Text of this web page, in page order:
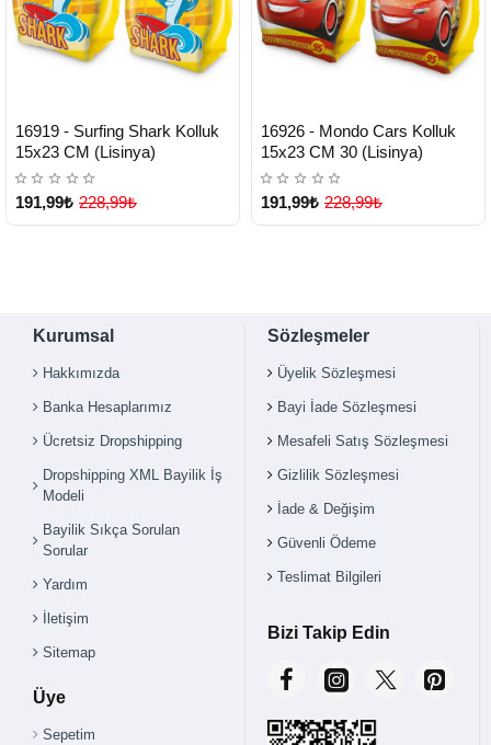
TESLİMAT
16919 - Surfing Shark Kolluk
15x23 CM (Lisinya)
191,99₺ 228,99₺
TESLİMAT
16926 - Mondo Cars Kolluk
15x23 CM 30 (Lisinya)
191,99₺ 228,99₺
Kurumsal
Hakkımızda
Banka Hesaplarımız
Ücretsiz Dropshipping
Dropshipping XML Bayilik İş
Modeli
Bayilik Sıkça Sorulan
Sorular
Yardım
İletişim
Sitemap
Üye
Sepetim
Sözleşmeler
Üyelik Sözleşmesi
Bayi İade Sözleşmesi
Mesafeli Satış Sözleşmesi
Gizlilik Sözleşmesi
İade & Değişim
Güvenli Ödeme
Teslimat Bilgileri
Bizi Takip Edin